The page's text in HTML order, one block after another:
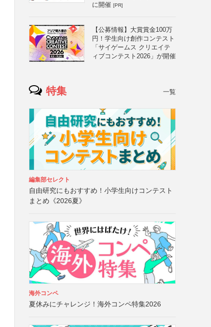
に開催 [PR]
【公募情報】大賞賞金100万
円！学生向け創作コンテスト
「サイゲームス クリエイテ
ィブコンテスト2026」が開催
特集 一覧
編集部セレクト
自由研究にもおすすめ！小学生向けコンテスト
まとめ《2026夏》
海外コンペ
夏休みにチャレンジ！海外コンペ特集2026